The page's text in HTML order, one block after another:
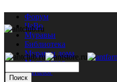
Форум
ЧаВо
Муравьи
Библиотека
Муравьи дома
Мастерская
Каталог